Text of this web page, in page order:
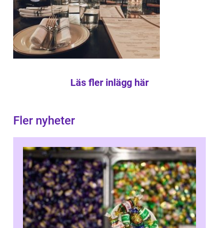
Läs fler inlägg här
Fler nyheter